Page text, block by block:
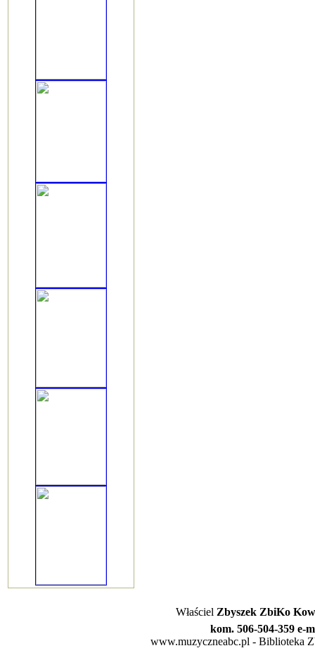
Właściel Zbyszek ZbiKo
kom. 506-504-359 e-
www.muzyczneabc.pl - Biblioteka